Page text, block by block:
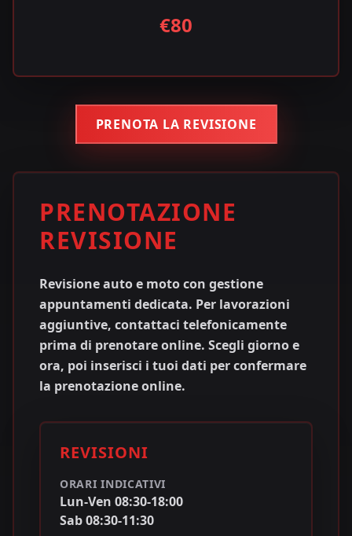
€80
PRENOTA LA REVISIONE
PRENOTAZIONE
REVISIONE
Revisione auto e moto con gestione
appuntamenti dedicata. Per lavorazioni
aggiuntive, contattaci telefonicamente
prima di prenotare online. Scegli giorno e
ora, poi inserisci i tuoi dati per confermare
la prenotazione online.
REVISIONI
ORARI INDICATIVI
Lun-Ven 08:30-18:00
Sab08:30-11:30